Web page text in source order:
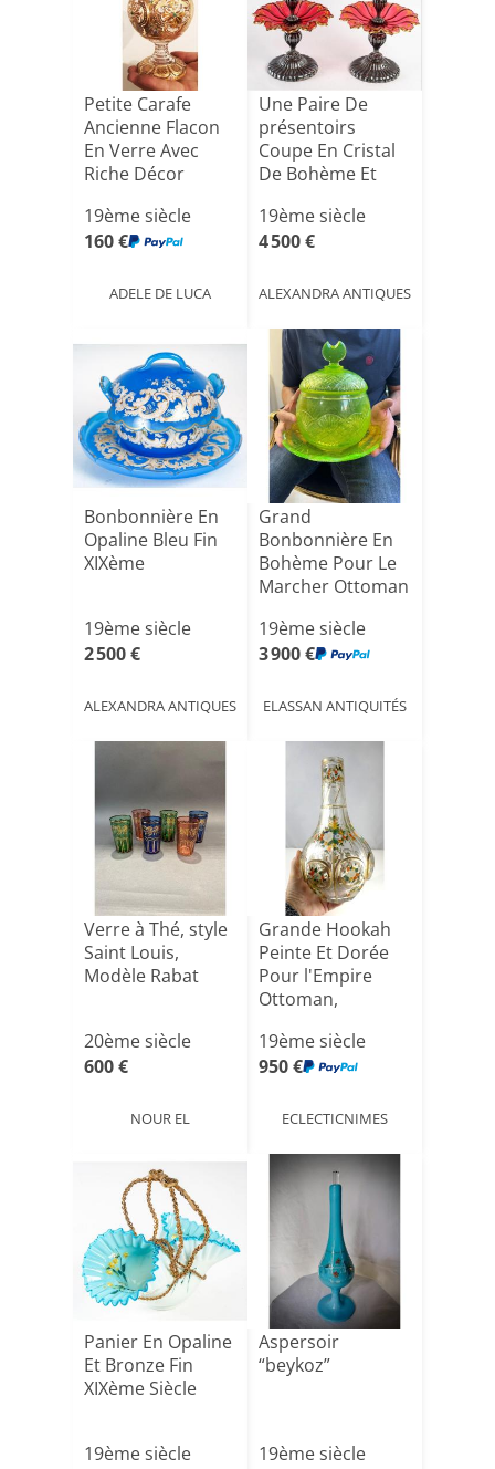
Petite Carafe
Ancienne Flacon
En Verre Avec
Riche Décor
19ème siècle
160 €
ADELE DE LUCA
Une Paire De
présentoirs
Coupe En Cristal
De Bohème Et
19ème siècle
4 500 €
ALEXANDRA ANTIQUES
Bonbonnière En
Opaline Bleu Fin
XIXème
19ème siècle
2 500 €
ALEXANDRA ANTIQUES
Grand
Bonbonnière En
Bohème Pour Le
Marcher Ottoman
19ème siècle
3 900 €
ELASSAN ANTIQUITÉS
Verre à Thé, style
Saint Louis,
Modèle Rabat
20ème siècle
600 €
NOUR EL
Grande Hookah
Peinte Et Dorée
Pour l'Empire
Ottoman,
19ème siècle
950 €
ECLECTICNIMES
Panier En Opaline
Et Bronze Fin
XIXème Siècle
19ème siècle
Aspersoir
“beykoz”
19ème siècle